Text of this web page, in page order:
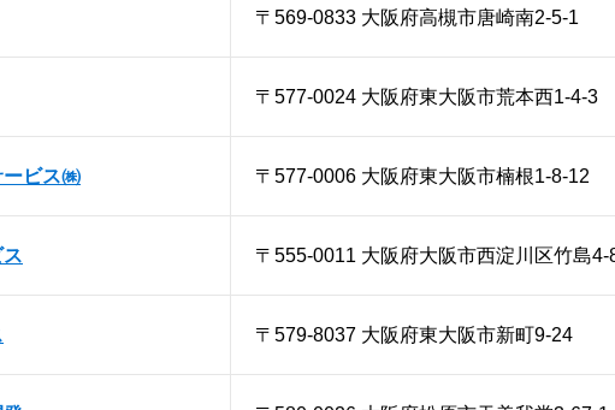
〒569-0833 大阪府高槻市唐崎南2-5-1
〒577-0024 大阪府東大阪市荒本西1-4-3
ビス㈱ 〒577-0006 大阪府東大阪市楠根1-8-12
〒555-0011 大阪府大阪市西淀川区竹島4-
〒579-8037 大阪府東大阪市新町9-24